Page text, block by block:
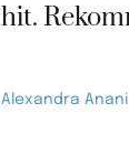
hit.
Alexandra Anani